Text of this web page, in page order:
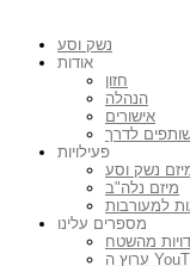
נשק וסע
אודות
חזון
הנהלה
אישורים
לדרך
פעילויות
נשק וסע
מיזם נלה"ב
למעורבות
מספרים עלינו
מהשטח